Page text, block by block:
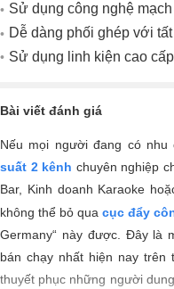
Sử dụng công nghệ
Dễ dàng phối ghép với
Sử dụng linh kiện cao
Bài viết đánh giá
Nếu mọi người đang có
suất 2 kênh chuyên nghiệp
Bar, Kinh doanh Karaoke
không thể bỏ qua cục đẩy
Germany“ này được. Đây là
bán chạy nhất hiện nay
thuyết phục những người